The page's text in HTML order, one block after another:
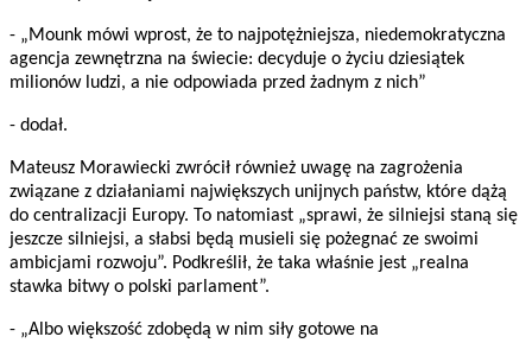
- „Mounk mówi wprost, że to najpotężniejsza, niedemokratyczna
agencja zewnętrzna na świecie: decyduje o życiu dziesiątek
milionów ludzi, a nie odpowiada przed żadnym z nich”
- dodał.
Mateusz Morawiecki zwrócił również uwagę na zagrożenia
związane z działaniami największych unijnych państw, które dążą
do centralizacji Europy. To natomiast „sprawi, że silniejsi staną się
jeszcze silniejsi, a słabsi będą musieli się pożegnać ze swoimi
ambicjami rozwoju”. Podkreślił, że taka właśnie jest „realna
stawka bitwy o polski parlament”.
- „Albo większość zdobędą w nim siły gotowe na